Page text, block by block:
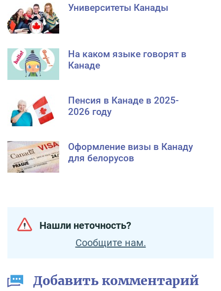
Университеты Канады
На каком языке говорят в
Канаде
Пенсия в Канаде в 2025-
2026 году
Оформление визы в Канаду
для белорусов
Нашли неточность?
Сообщите нам.
Добавить комментарий